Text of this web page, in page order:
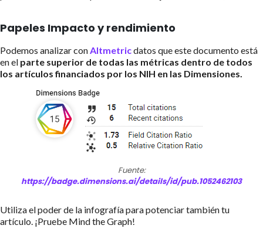
Papeles Impacto y rendimiento
Podemos analizar conAltmetricdatos que este documento está
en el parte superior de todas las métricas dentro de todos
los artículos financiados por los NIH en las Dimensiones.
Fuente:
https://badge.dimensions.ai/details/id/pub.1052462103
Utiliza el poder de la infografía para potenciar también tu
artículo. ¡Pruebe Mind the Graph!